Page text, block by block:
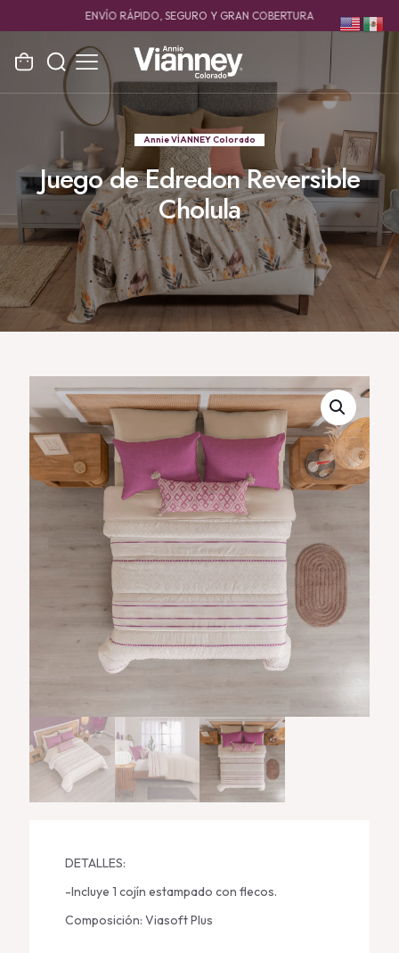
ENVÍO RÁPIDO, SEGURO Y GRAN COBERTURA
Annie VÍANNEY Colorado
Juego de Edredon Reversible
Cholula
DETALLES:
-Incluye 1 cojín estampado con flecos.
Composición: Viasoft Plus